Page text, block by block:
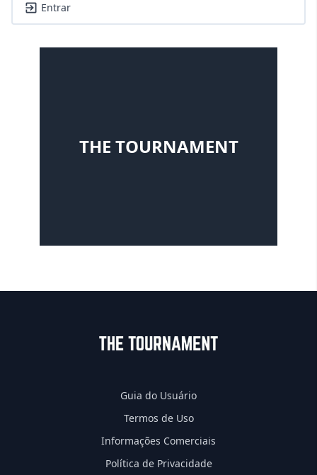
Entrar
THE TOURNAMENT
Guia do Usuário
Termos de Uso
Informações Comerciais
Política de Privacidade